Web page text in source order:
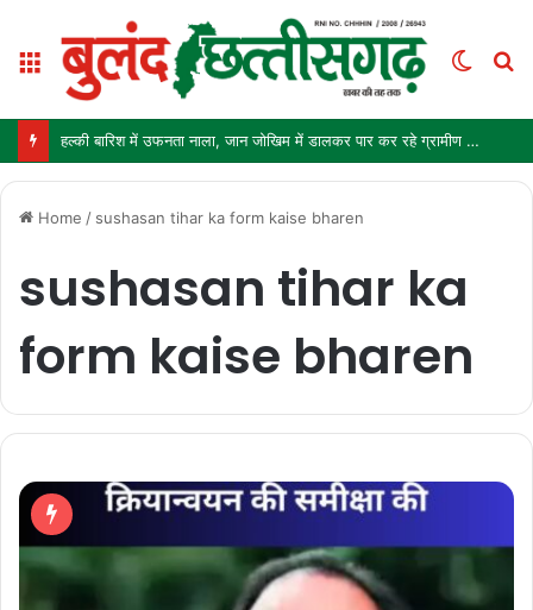
Menu
Switch
हल्की बारिश में उफनता नाला, जान जोखिम में डालकर पार कर रहे ग्रामीण और स्कूली बच्चे
Home / sushasan tihar ka form kaise bharen
sushasan tihar ka
form kaise bharen